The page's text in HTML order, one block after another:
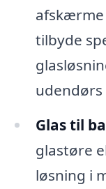
afskærme
tilbyde
Glas til
glastøre
løsning i